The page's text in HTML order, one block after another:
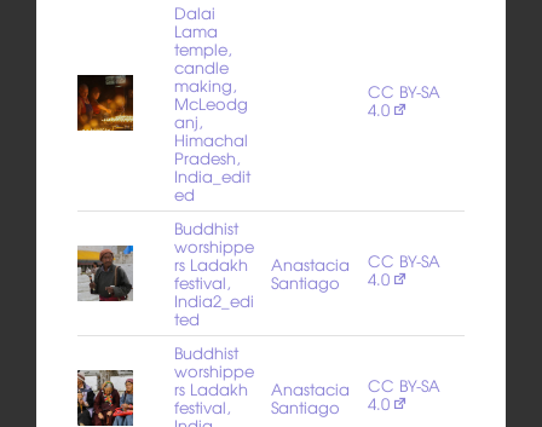
Dalai
Lama
temple,
candle
making,
McLeodg
anj,
Himachal
Pradesh,
India_edit
ed
CC BY-SA
4.0
Buddhist
worshippe
rs Ladakh
festival,
India2_edi
ted
Anastacia
Santiago
CC BY-SA
4.0
Buddhist
worshippe
rs Ladakh
festival,
Anastacia
Santiago
CC BY-SA
4.0